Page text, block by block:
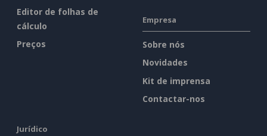
Editor de folhas de
cálculo
Preços
Empresa
Sobre nós
Novidades
Kit de imprensa
Contactar-nos
Jurídico